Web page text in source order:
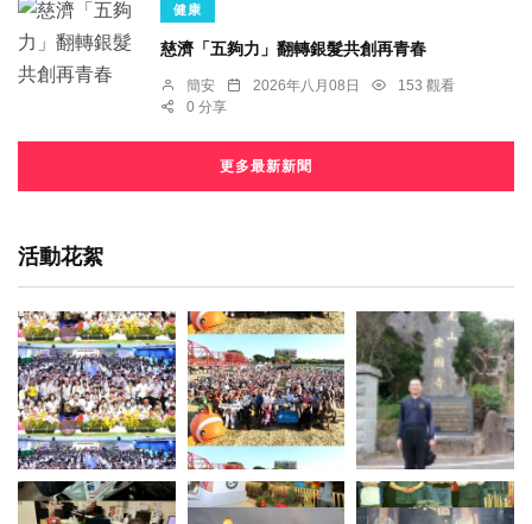
健康
慈濟「五夠力」翻轉銀髮共創再青春
簡安 2026年八月08日
153 觀看
0 分享
更多最新新聞
活動花絮